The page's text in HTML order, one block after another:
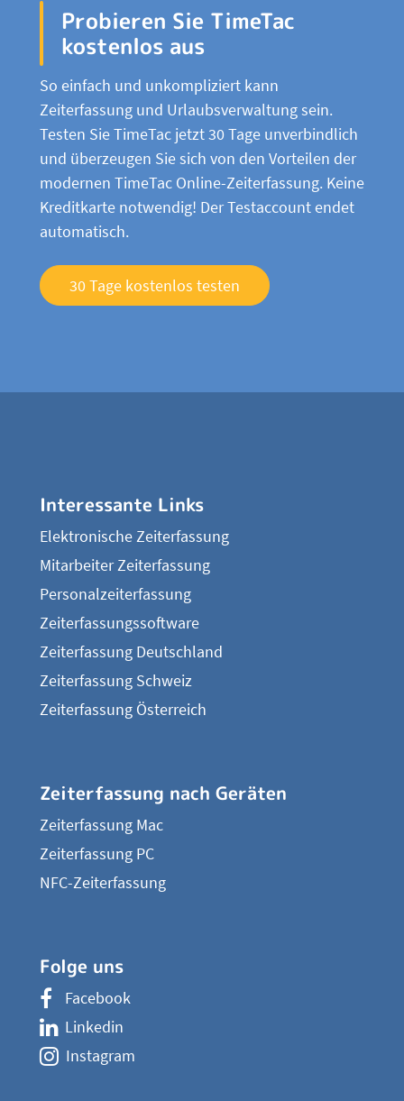
Probieren Sie TimeTac
kostenlos aus
So einfach und unkompliziert kann
Zeiterfassung und Urlaubsverwaltung sein.
Testen Sie TimeTac jetzt 30 Tage unverbindlich
und überzeugen Sie sich von den Vorteilen der
modernen TimeTac Online-Zeiterfassung. Keine
Kreditkarte notwendig! Der Testaccount endet
automatisch.
30 Tage kostenlos testen
Interessante Links
Elektronische Zeiterfassung
Mitarbeiter Zeiterfassung
Personalzeiterfassung
Zeiterfassungssoftware
Zeiterfassung Deutschland
Zeiterfassung Schweiz
Zeiterfassung Österreich
Zeiterfassung nach Geräten
Zeiterfassung Mac
Zeiterfassung PC
NFC-Zeiterfassung
Folge uns
Facebook
Linkedin
Instagram